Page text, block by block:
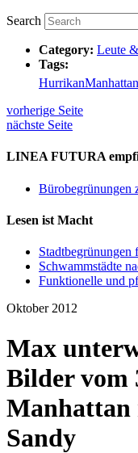
Search
Category: Leute
Tags:
HurrikanManhattan
vorherige Seite
nächste Seite
LINEA FUTURA
Bürobegrünungen
Lesen ist Macht
Stadtbegrünungen
Schwammstädte
Funktionelle und
Oktober 2012
Max
Bilder vom
Manhattan
Sandy